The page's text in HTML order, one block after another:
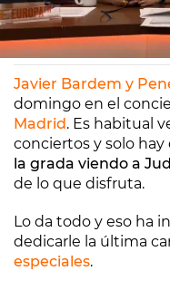
Europa FM
Madrid 08/04/2025 08:10
Javier Bardem y
domingo en el
Madrid. Es habitual
conciertos y solo
la grada viendo a
de lo que disfruta.
Lo da todo y eso ha
dedicarle la última
especiales.